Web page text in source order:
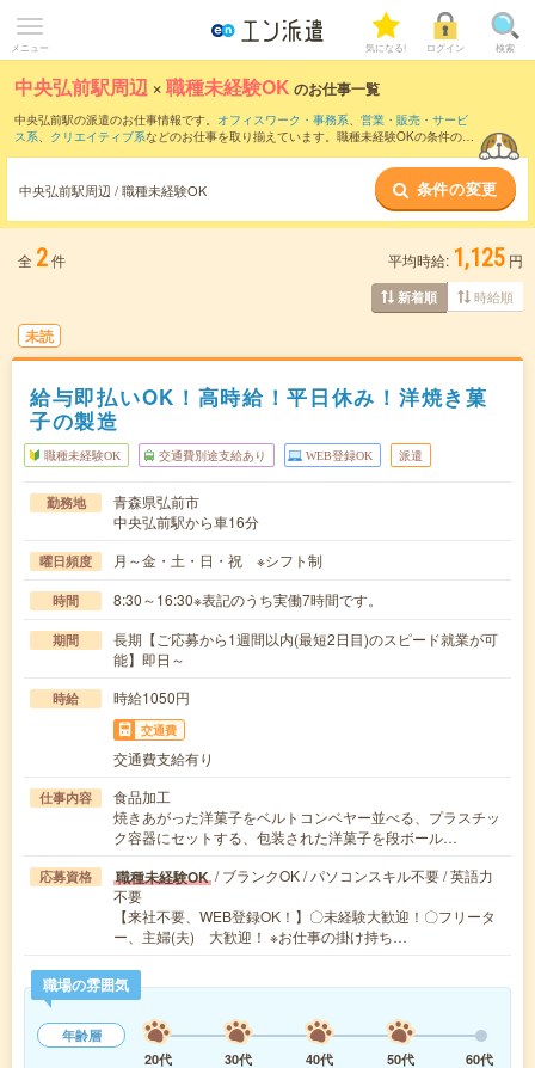
メニュー 気になる! ログイン 検索
中央弘前駅周辺 ×職種未経験OK のお仕事一覧
中央弘前駅の派遣のお仕事情報です。 オフィスワーク・事務系、 営業・販売・サービ
ス系、 クリエイティブ系などのお仕事を取り揃えています。職種未経験OKの条件の他
中央弘前駅周辺 / 職種未経験OK 条件の変更
全 2件 平均時給: 1,125 円
新着順 時給順
未読
給与即払いOK！高時給！平日休み！洋焼き菓
子の製造
職種未経験OK 交通費別途支給あり WEB登録OK 派遣
勤務地
青森県弘前市
中央弘前駅から車16分
曜日頻度 月～金・土・日・祝 ※シフト制
時間 8:30～16:30※表記のうち実働7時間です。
期間
長期【ご応募から1週間以内(最短2日目)のスピード就業が可
能】即日～
時給 時給1050円
交通費
交通費支給有り
仕事内容
食品加工
焼きあがった洋菓子をベルトコンベヤー並べる、プラスチッ
ク容器にセットする、包装された洋菓子を段ボール…
応募資格 職種未経験OK / ブランクOK / パソコンスキル不要 / 英語力
不要
【来社不要、WEB登録OK！】〇未経験大歓迎！〇フリータ
ー、主婦(夫) 大歓迎！ ※お仕事の掛け持ち…
職場の雰囲気
年齢層
20代
30代 40代 50代 60代